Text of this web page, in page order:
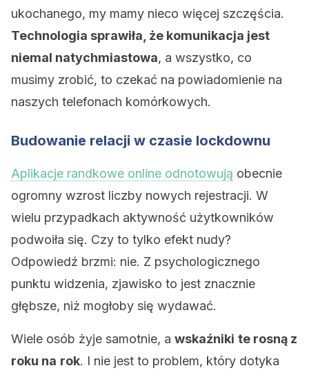
ukochanego, my mamy nieco więcej szczęścia.
Technologia sprawiła, że komunikacja jest
niemal natychmiastowa, a wszystko, co
musimy zrobić, to czekać na powiadomienie na
naszych telefonach komórkowych.
Budowanie relacji w czasie lockdownu
Aplikacje randkowe online odnotowują obecnie
ogromny wzrost liczby nowych rejestracji. W
wielu przypadkach aktywność użytkowników
podwoiła się. Czy to tylko efekt nudy?
Odpowiedź brzmi: nie. Z psychologicznego
punktu widzenia, zjawisko to jest znacznie
głębsze, niż mogłoby się wydawać.
Wiele osób żyje samotnie, a wskaźniki te rosną z
roku na rok. I nie jest to problem, który dotyka